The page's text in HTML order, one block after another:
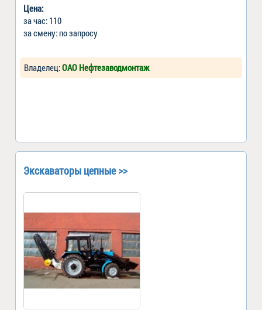
Цена:
за час: 110
за смену: по запросу
Владелец:ОАО Нефтезаводмонтаж
Экскаваторы цепные >>